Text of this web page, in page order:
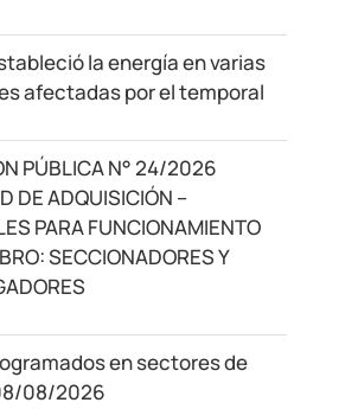
la energía en varias
afectadas por el temporal
PÚBLICA N° 24/2026
DE ADQUISICIÓN –
PARA FUNCIONAMIENTO
SECCIONADORES Y
en sectores de
08/2026